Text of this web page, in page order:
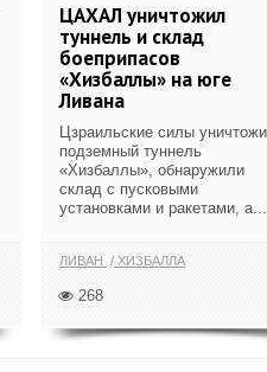
ЦАХАЛ уничтожил
туннель и склад
боеприпасов
«Хизбаллы» на юге
Ливана
Цзраильские силы
подземный туннель
«Хизбаллы», обнаружили
склад с пусковыми
установками и ракетами, а...
ЛИВАН ХИЗБАЛЛА
268